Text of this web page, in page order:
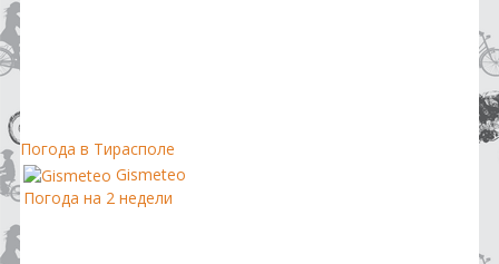
Погода в Тирасполе
Gismeteo
Погода на 2 недели